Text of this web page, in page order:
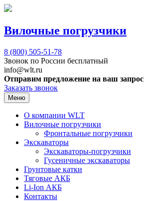
Вилочные погрузчики
8 (800) 505-51-78
Звонок по России бесплатный
info@wlt.ru
Отправим предложение на ваш запрос
Заказать звонок
Меню
О компании WLT
Вилочные погрузчики
Фронтальные погрузчики
Экскаваторы
Экскаваторы-погрузчики
Гусеничные экскаваторы
Грунтовые катки
Тяговые АКБ
Li-Ion АКБ
Контакты